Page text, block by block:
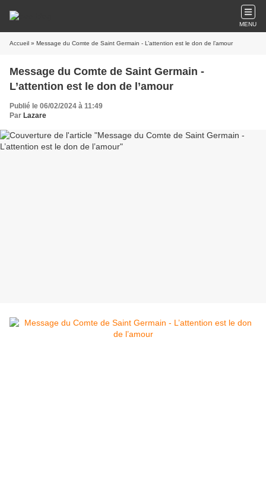
MENU
Accueil » Message du Comte de Saint Germain - L’attention est le don de l’amour
Message du Comte de Saint Germain -
L’attention est le don de l’amour
Publié le 06/02/2024 à 11:49
Par Lazare